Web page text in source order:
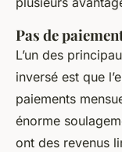
Pas de
L’un des
inversé est que
paiements
énorme
ont des revenus